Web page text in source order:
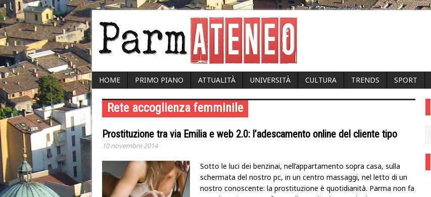
HOME PRIMO PIANO ATTUALITÀ UNIVERSITÀ CULTURA TRENDS SPORT
Rete accoglienza femminile
Prostituzione tra via Emilia e web 2.0: l’adescamento online del cliente tipo
10 novembre 2014
Sotto le luci dei benzinai, nell’appartamento sopra casa, sulla
schermata del nostro pc, in un centro massaggi, nel letto di un
nostro conoscente: la prostituzione è quotidianità. Parma non fa